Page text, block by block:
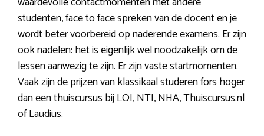
studenten, face to face spreken van de docent en je
wordt beter voorbereid op naderende examens. Er zijn
ook nadelen: het is eigenlijk wel noodzakelijk om de
lessen aanwezig te zijn. Er zijn vaste startmomenten.
Vaak zijn de prijzen van klassikaal studeren fors hoger
dan een thuiscursus bij LOI, NTI, NHA, Thuiscursus.nl
of Laudius.